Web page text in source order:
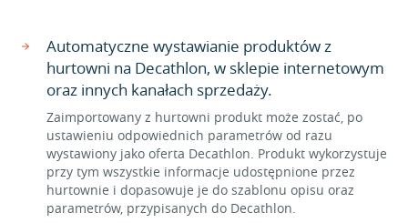
Automatyczne wystawianie produktów z
hurtowni na Decathlon, w sklepie internetowym
oraz innych kanałach sprzedaży.
Zaimportowany z hurtowni produkt może zostać, po
ustawieniu odpowiednich parametrów od razu
wystawiony jako oferta Decathlon. Produkt wykorzystuje
przy tym wszystkie informacje udostępnione przez
hurtownie i dopasowuje je do szablonu opisu oraz
parametrów, przypisanych do Decathlon.